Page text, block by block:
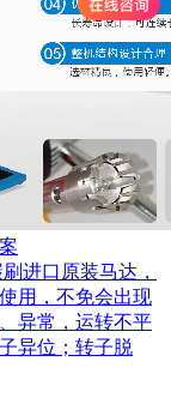
进口原装马达，
用，不免会出现
异常，运转不平
异位；转子脱